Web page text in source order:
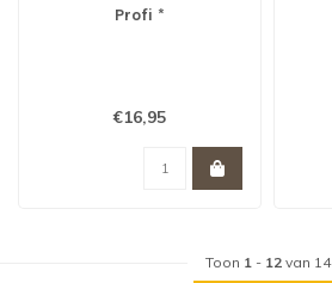
Profi *
€16,95
Toon 1 - 12van 14